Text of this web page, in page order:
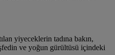
yiyeceklerin tadına bakın,
ve yoğun gürültüsü içindeki